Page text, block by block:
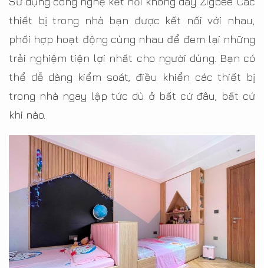
thiết bị trong nhà bạn được kết nối với nhau,
phối hợp hoạt động cùng nhau để đem lại những
trải nghiệm tiện lợi nhất cho người dùng. Bạn có
thể dễ dàng kiểm soát, điều khiển các thiết bị
trong nhà ngay lập tức dù ở bất cứ đâu, bất cứ
khi nào.